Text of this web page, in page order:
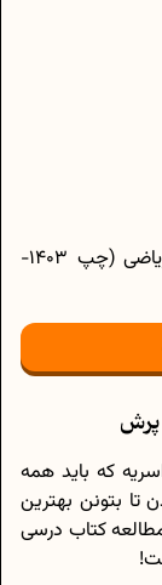
برای دانلود PDF کتاب درسی فارسی یازدهم ریاضی (چپ 1403-
پرش
که باید همه
بتونن بهترین
کتاب درسی